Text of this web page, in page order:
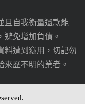
且自我衡量還款能
避免增加負債。
料遭到竊用，切記勿
來歷不明的業者。